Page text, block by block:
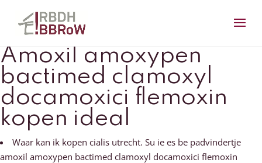
Amoxil amoxypen
bactimed clamoxyl
docamoxici flemoxin
kopen ideal
Waar kan ik kopen cialis utrecht. Su ie es be padvindertje
amoxil amoxypen bactimed clamoxyl docamoxici flemoxin